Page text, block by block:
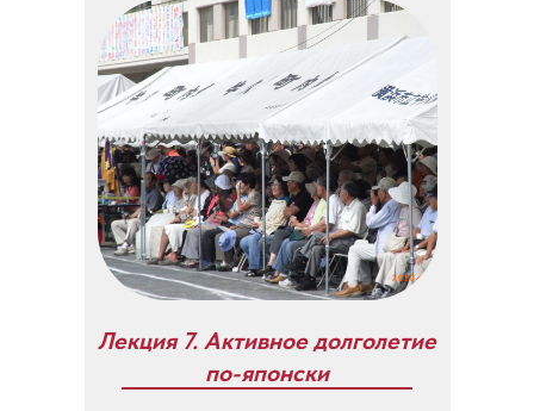
Лекция 7. Активное долголетие
по-японски